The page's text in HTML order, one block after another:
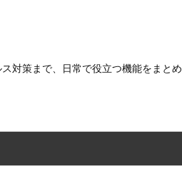
対策まで、日常で役立つ機能をまと